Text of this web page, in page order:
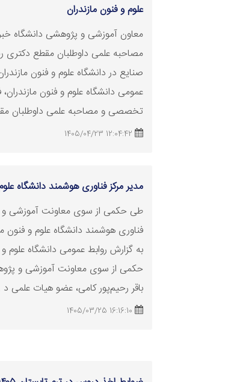
علوم و فنون مازندران
معاون آموزشی و پژوهشی دانشگاه خبر
مصاحبه علمی داوطلبان مقطع
صنایع در دانشگاه علوم و فنون
عمومی دانشگاه علوم و فنون مازندران،
تخصصی و مصاحبه علمی داوطلبان
12:04:42 1405/04/23
مدیر مرکزفناوریهوشمند دانشگاه
طی حکمی از سوی معاونت آموزشی و
فناوری هوشمند دانشگاه علوم و
به گزارش روابط عمومی دانشگاه علوم
حکمی از سوی معاونت آموزشی و
باقر رحیم‌پور کامی، عضو هیات علمی د
16:16:10 1405/03/25